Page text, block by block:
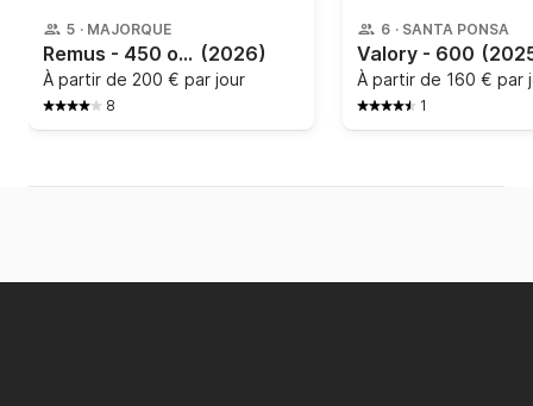
5 · MAJORQUE
Remus - 450 open (2026)
À partir de 200 € par jour
8
6 · SANTA PONSA
Valory - 600
À partir de 160 € par
1